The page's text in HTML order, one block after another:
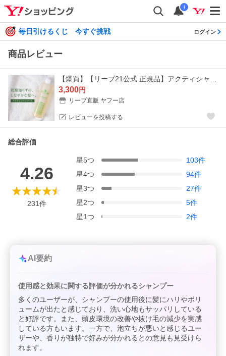
i
毎日引けるくじ 今すぐ挑戦 ログイン
商品レビュー
3,300円
リーブ直販 ヤフー店
レビューを投稿する
総合評価
4.26
231件
星5つ 103件
星4つ 94件
星3つ 27件
星2つ 5件
星1つ 2件
AI要約
使用感と効果に関する評価が分かれるシャンプー
多くのユーザーが、シャンプーの使用後に髪にハリやボリ
ュームが出たと感じており、洗い心地もサッパリしている
と好評です。また、頭皮環境の改善や抜け毛の減少を実感
している方もいます。一方で、泡立ちが悪いと感じるユー
ザーや、香りが独特で好みが分かれるとの意見も見受けら
れます。